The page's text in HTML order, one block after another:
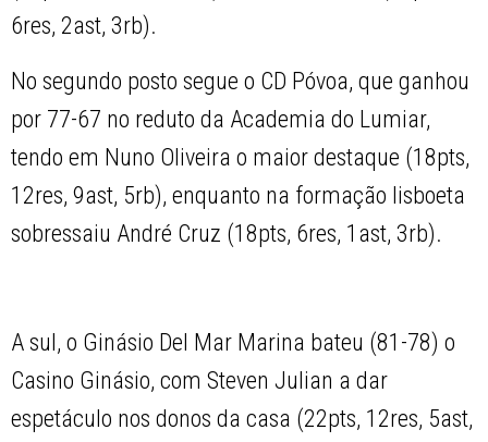
6res, 2ast, 3rb).
No segundo posto segue o CD Póvoa, que ganhou
por 77-67 no reduto da Academia do Lumiar,
tendo em Nuno Oliveira o maior destaque (18pts,
12res, 9ast, 5rb), enquanto na formação lisboeta
sobressaiu André Cruz (18pts, 6res, 1ast, 3rb).
A sul, o Ginásio Del Mar Marina bateu (81-78) o
Casino Ginásio, com Steven Julian a dar
espetáculo nos donos da casa (22pts, 12res, 5ast,